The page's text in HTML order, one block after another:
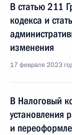
В статью 211
кодекса и
изменения
17 февраля 2023
В Налоговый
установления
и